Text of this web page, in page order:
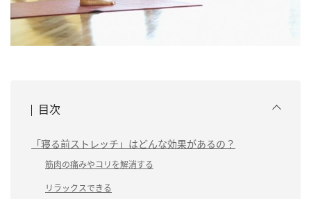
目次
「寝る前ストレッチ」はどんな効果があるの？
筋肉の痛みやコリを解消する
リラックスできる